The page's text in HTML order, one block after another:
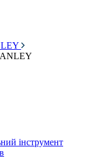
інструмент